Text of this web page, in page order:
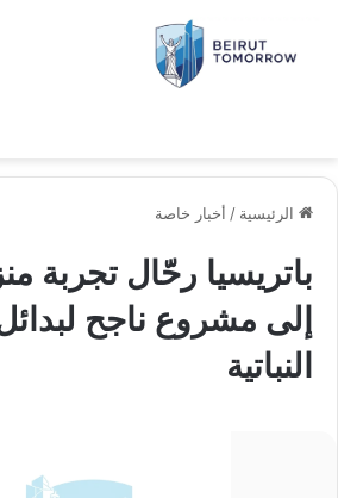
الرئيسية / أخبار خاصة
باتريسيا رحّال تجربة
إلى مشروع ناجح
النباتية